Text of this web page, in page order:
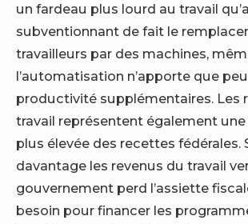
un fardeau plus lourd au travail
subventionnant de fait le
travailleurs par des machines,
l’automatisation n’apporte que
productivité supplémentaires. Les
travail représentent également
plus élevée des recettes fédérales.
davantage les revenus du travail
gouvernement perd l’assiette
besoin pour financer les